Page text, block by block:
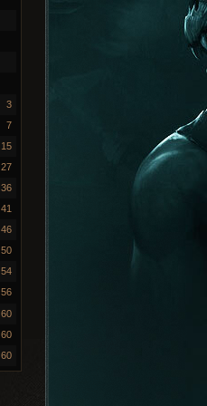
3
7
15
27
36
41
46
50
54
56
60
60
60